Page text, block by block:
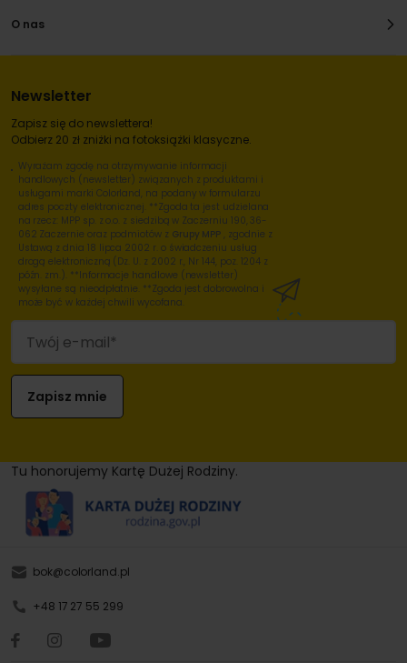
O nas
Newsletter
Zapisz się do newslettera!
Odbierz 20 zł zniżki na fotoksiążki klasyczne.
Wyrażam zgodę na otrzymywanie informacji
handlowych (newsletter) związanych z produktami i
usługami marki Colorland, na podany w formularzu
adres poczty elektronicznej. **Zgoda ta jest udzielana
na rzecz: MPP sp. z o.o. z siedzibą w Zaczerniu 190, 36-
062 Zaczernie oraz podmiotów z Grupy MPP , zgodnie z
Ustawą z dnia 18 lipca 2002 r. o świadczeniu usług
drogą elektroniczną (Dz. U. z 2002 r., Nr 144, poz. 1204 z
późn. zm.). **Informacje handlowe (newsletter)
wysyłane są nieodpłatnie. **Zgoda jest dobrowolna i
może być w każdej chwili wycofana.
Tu honorujemy Kartę Dużej Rodziny.
bok@colorland.pl
+48 17 27 55 299